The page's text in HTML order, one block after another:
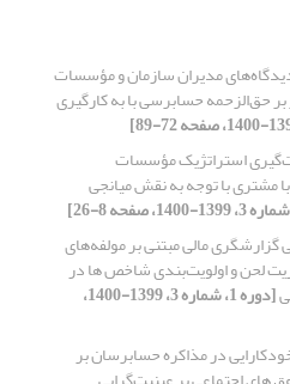
مدیران سازمان و مؤسسات
حق‌الزحمه حسابرسی با به کارگیری
استراتژیک مؤسسات
مشتری با توجه به نقش میانجی
گزارشگری مالی مبتنی بر مولفه‌های
لحن و اولویت‌بندی شاخص ها در
[دوره 1، شماره 3، 1399-1400،
در مذاکره حسابرسان بر